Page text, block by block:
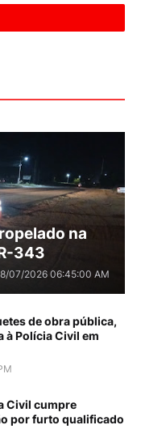
na
343
8/07/2026 06:45:00 AM
de obra pública,
à Polícia Civil em
Civil cumpre
por furto qualificado